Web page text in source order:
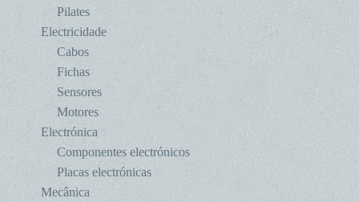
Pilates
Electricidade
Cabos
Fichas
Sensores
Motores
Electrónica
Componentes electrónicos
Placas electrónicas
Mecânica